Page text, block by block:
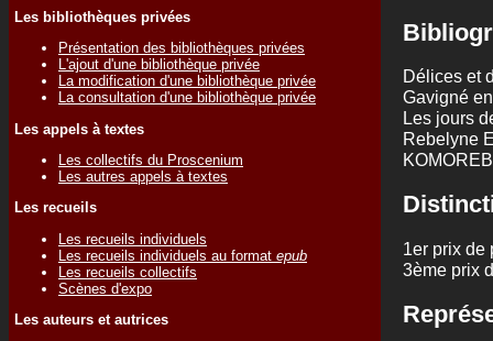
Les bibliothèques privées
Présentation des bibliothèques privées
L'ajout d'une bibliothèque privée
La modification d'une bibliothèque privée
La consultation d'une bibliothèque privée
Les appels à textes
Les collectifs du Proscenium
Les autres appels à textes
Les recueils
Les recueils individuels
Les recueils individuels au format epub
Les recueils collectifs
Scènes d'expo
Les auteurs et autrices
Délices et
Gavigné
Les jours
Rebelyne
1er prix de
3ème prix